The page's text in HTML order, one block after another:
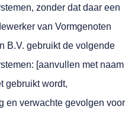
zonder dat daar een
van Vormgenoten
B.V. gebruikt de volgende
[aanvullen met naam
gebruikt wordt,
en verwachte gevolgen voor